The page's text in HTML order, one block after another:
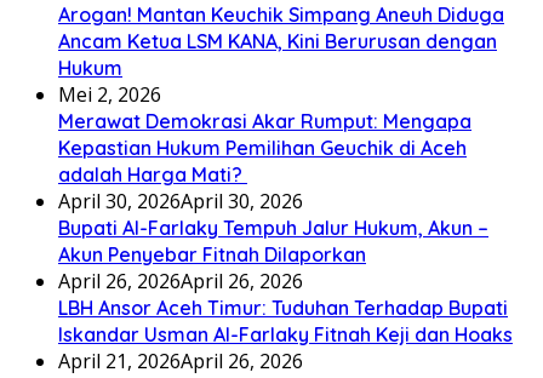
Arogan! Mantan Keuchik Simpang Aneuh Diduga
Ancam Ketua LSM KANA, Kini Berurusan dengan
Hukum
Mei 2, 2026
Merawat Demokrasi Akar Rumput: Mengapa
Kepastian Hukum Pemilihan Geuchik di Aceh
adalah Harga Mati? ‎
April 30, 2026April 30, 2026
Bupati Al-Farlaky Tempuh Jalur Hukum, Akun –
Akun Penyebar Fitnah Dilaporkan
April 26, 2026April 26, 2026
LBH Ansor Aceh Timur: Tuduhan Terhadap Bupati
Iskandar Usman Al-Farlaky Fitnah Keji dan Hoaks
April 21, 2026April 26, 2026